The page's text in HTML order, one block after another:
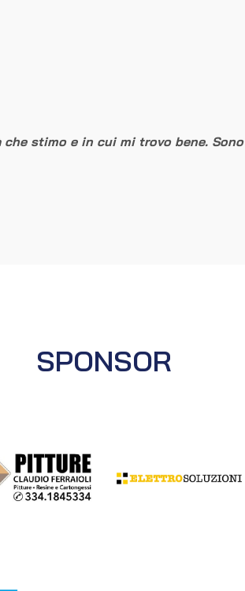
stimo e in cui mi trovo bene.
SPONSOR